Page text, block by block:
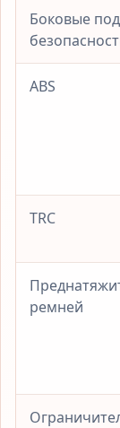
Боковые
ABS
TRC
ремней